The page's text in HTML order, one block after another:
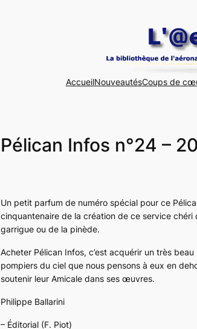
AccueilNouveautésCoups de
Pélican Infos n°24 –
Un petit parfum de numéro spécial pour ce
cinquantenaire de la création de ce service
garrigue ou de la pinède.
Acheter Pélican Infos, c’est acquérir un très
pompiers du ciel que nous pensons à eux en
soutenir leur Amicale dans ses œuvres.
Philippe Ballarini
– Éditorial (F. Piot)